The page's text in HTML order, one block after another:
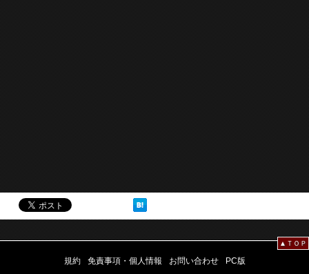
▲ＴＯＰ
規約 免責事項・個人情報 お問い合わせ PC版